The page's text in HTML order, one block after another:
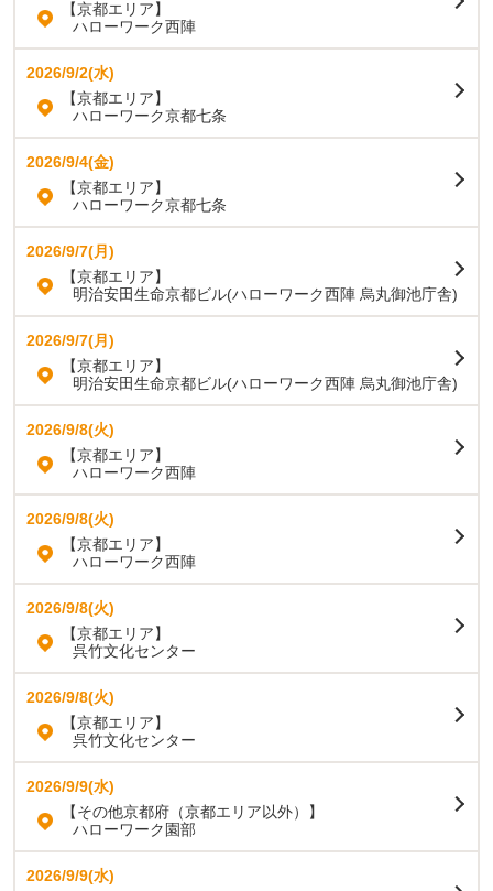
【京都エリア】
ハローワーク西陣
2026/9/2(水)
【京都エリア】
ハローワーク京都七条
2026/9/4(金)
【京都エリア】
ハローワーク京都七条
2026/9/7(月)
【京都エリア】
明治安田生命京都ビル(ハローワーク西陣 烏丸御池庁舎)
2026/9/7(月)
【京都エリア】
明治安田生命京都ビル(ハローワーク西陣 烏丸御池庁舎)
2026/9/8(火)
【京都エリア】
ハローワーク西陣
2026/9/8(火)
【京都エリア】
ハローワーク西陣
2026/9/8(火)
【京都エリア】
呉竹文化センター
2026/9/8(火)
【京都エリア】
呉竹文化センター
2026/9/9(水)
【その他京都府（京都エリア以外）】
ハローワーク園部
2026/9/9(水)